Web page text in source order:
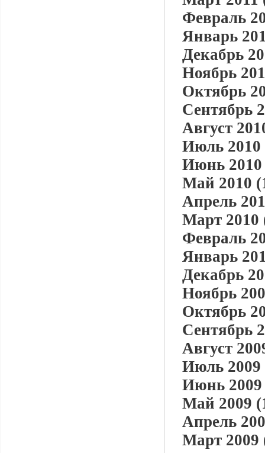
Февраль
Январь
Декабрь
Ноябрь
Октябрь
Сентябрь
Август
Июль 2010
Июнь 2010
Май 2010
Апрель
Март 2010
Февраль
Январь
Декабрь
Ноябрь
Октябрь
Сентябрь
Август
Июль 2009
Июнь 2009
Май 2009
Апрель
Март 2009